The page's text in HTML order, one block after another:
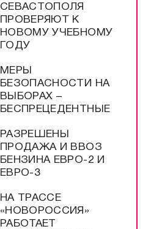
СЕВАСТОПОЛЯ
ПРОВЕРЯЮТ К
НОВОМУ УЧЕБНОМУ
ГОДУ
МЕРЫ
БЕЗОПАСНОСТИ НА
ВЫБОРАХ –
БЕСПРЕЦЕДЕНТНЫЕ
РАЗРЕШЕНЫ
ПРОДАЖА И ВВОЗ
БЕНЗИНА ЕВРО-2 И
ЕВРО-3
НА ТРАССЕ
«НОВОРОССИЯ»
РАБОТАЕТ